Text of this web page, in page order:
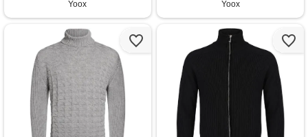
Yoox
Yoox